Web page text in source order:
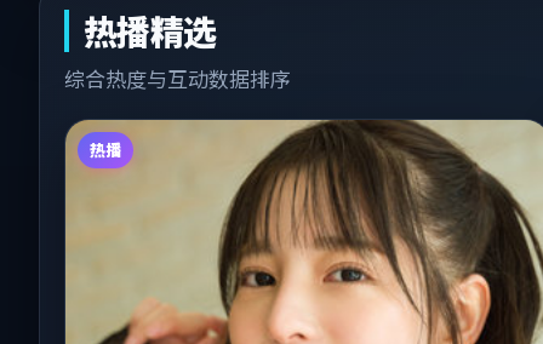
热播精选
综合热度与互动数据排序
热播